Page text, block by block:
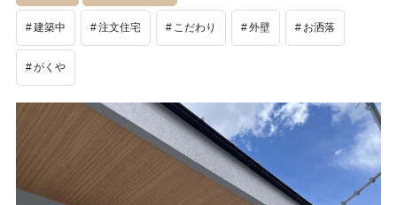
建築中 注文住宅 こだわり 外壁 お洒落
がくや
検
索:
本気注文住宅なら群馬の工務店｜楽屋（がくや）
お問い合わせ
(受付／10:00～18:00)